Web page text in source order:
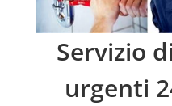
Servizio
urgenti